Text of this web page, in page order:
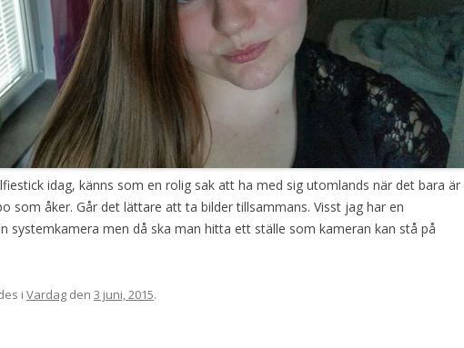
idag, känns som en rolig sak att ha med sig utomlands när det bara är
som åker. Går det lättare att ta bilder tillsammans. Visst jag har en
systemkamera men då ska man hitta ett ställe som kameran kan stå på
i Vardag den 3 juni, 2015.